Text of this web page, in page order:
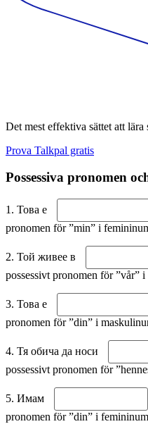
Det mest effektiva sättet att lära
Prova Talkpal gratis
Possessiva pronomen
1. Това е
pronomen för ”min” i
2. Той живее в
possessivt pronomen för ”vår”
3. Това е
pronomen för ”din” i
4. Тя обича да носи
possessivt pronomen för
5. Имам
pronomen för ”din” i